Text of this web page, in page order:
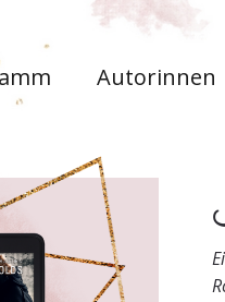
Autorinnen